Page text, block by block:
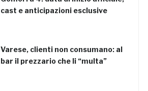
cast e anticipazioni esclusive
Varese, clienti non consumano: al
bar il prezzario che li “multa”